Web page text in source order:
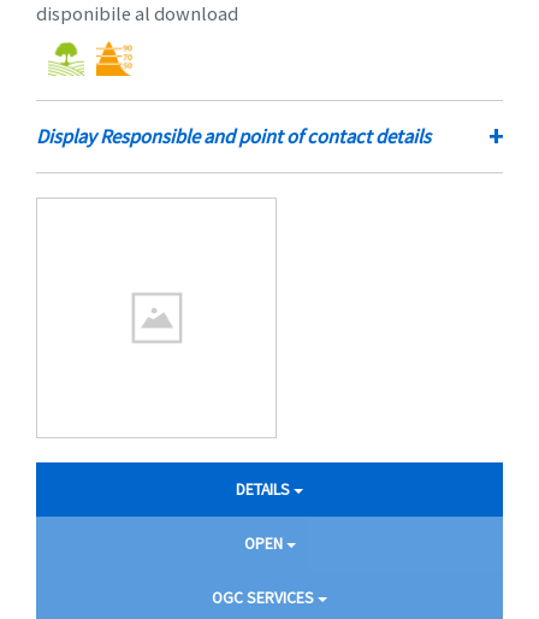
disponibile al download
Display Responsible and point of contact details +
DETAILS
OPEN
OGC SERVICES